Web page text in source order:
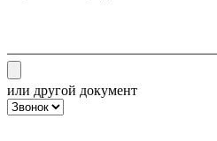
или другой документ